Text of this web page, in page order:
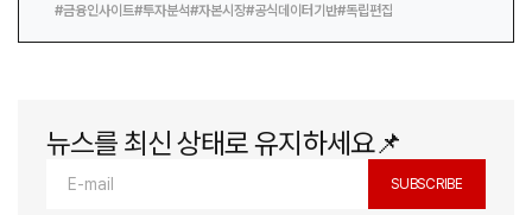
#금융인사이트#투자분석#자본시장#공식데이터기반#독립편집
뉴스를 최신 상태로 유지하세요📌
SUBSCRIBE